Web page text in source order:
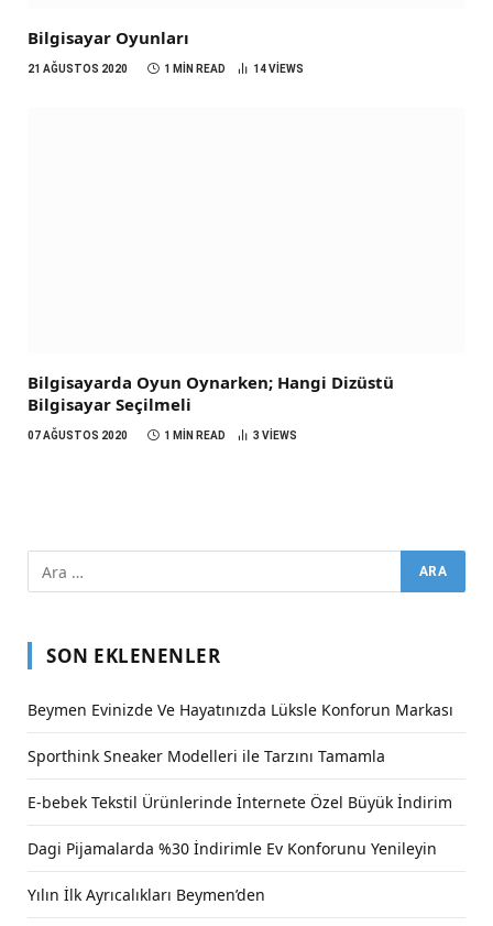
Bilgisayar Oyunları
21 AĞUSTOS 2020 1 MIN READ 14VIEWS
Bilgisayarda Oyun Oynarken; Hangi Dizüstü
Bilgisayar Seçilmeli
07 AĞUSTOS 2020 1 MIN READ 3 VIEWS
SON EKLENENLER
Beymen Evinizde Ve Hayatınızda Lüksle Konforun Markası
Sporthink Sneaker Modelleri ile Tarzını Tamamla
E-bebek Tekstil Ürünlerinde İnternete Özel Büyük İndirim
Dagi Pijamalarda %30 İndirimle Ev Konforunu Yenileyin
Yılın İlk Ayrıcalıkları Beymen’den